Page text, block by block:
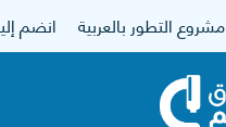
مشروع التطور بالعربية انضم